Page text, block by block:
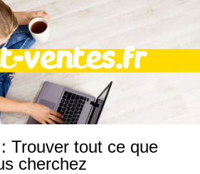
Trouver tout ce que
cherchez